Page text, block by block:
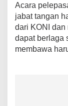
Acara
jabat tangan
dari KONI dan
dapat berlaga
membawa